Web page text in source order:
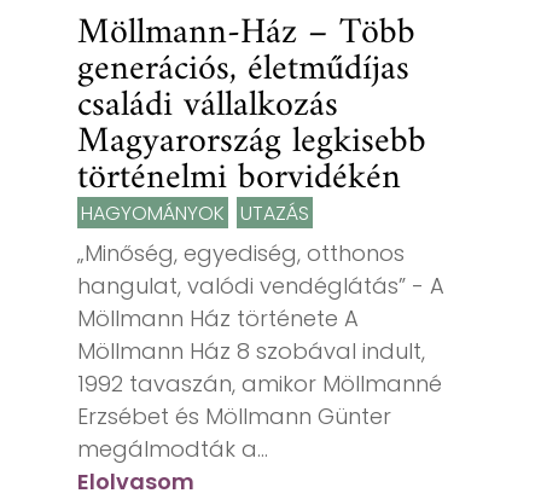
Möllmann-Ház – Több
generációs, életműdíjas
családi vállalkozás
Magyarország legkisebb
történelmi borvidékén
HAGYOMÁNYOK UTAZÁS
„Minőség, egyediség, otthonos
hangulat, valódi vendéglátás” - A
Möllmann Ház története A
Möllmann Ház 8 szobával indult,
1992 tavaszán, amikor Möllmanné
Erzsébet és Möllmann Günter
megálmodták a...
Elolvasom